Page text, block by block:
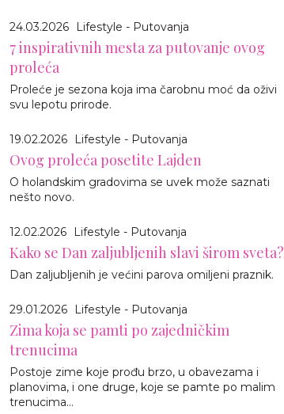
24.03.2026 Lifestyle - Putovanja
7 inspirativnih mesta za putovanje ovog
proleća
Proleće je sezona koja ima čarobnu moć da oživi
svu lepotu prirode.
19.02.2026 Lifestyle - Putovanja
Ovog proleća posetite Lajden
O holandskim gradovima se uvek može saznati
nešto novo.
12.02.2026 Lifestyle - Putovanja
Kako se Dan zaljubljenih slavi širom sveta?
Dan zaljubljenih je većini parova omiljeni praznik.
29.01.2026 Lifestyle - Putovanja
Zima koja se pamti po zajedničkim
trenucima
Postoje zime koje prođu brzo, u obavezama i
planovima, i one druge, koje se pamte po malim
trenucima...